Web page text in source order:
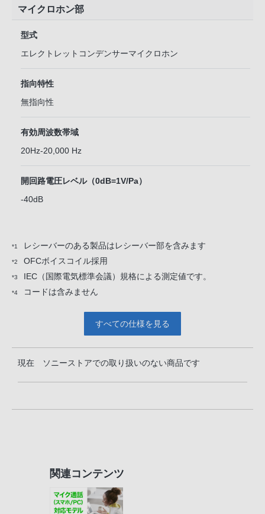
マイクロホン部
型式
エレクトレットコンデンサーマイクロホン
指向特性
無指向性
有効周波数帯域
20Hz-20,000 Hz
開回路電圧レベル（0dB=1V/Pa）
-40dB
*1 レシーバーのある製品はレシーバー部を含みます
*2 OFCボイスコイル採用
*3 IEC（国際電気標準会議）規格による測定値です。
*4 コードは含みません
すべての仕様を見る
現在 ソニーストアでの取り扱いのない商品です
関連コンテンツ